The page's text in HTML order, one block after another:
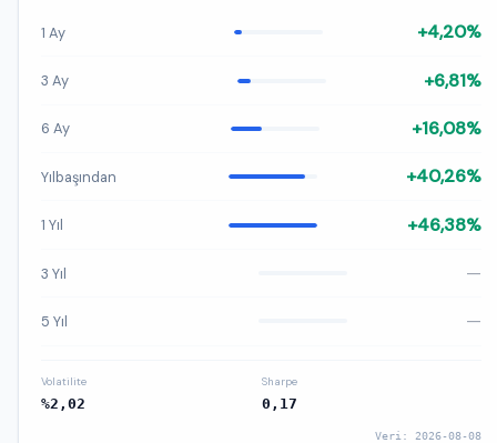
1 Ay +4,20%
3 Ay +6,81%
6 Ay +16,08%
Yılbaşından +40,26%
1 Yıl +46,38%
3 Yıl —
5 Yıl —
Volatilite
%2,02
Sharpe
0,17
Veri: 2026-08-08